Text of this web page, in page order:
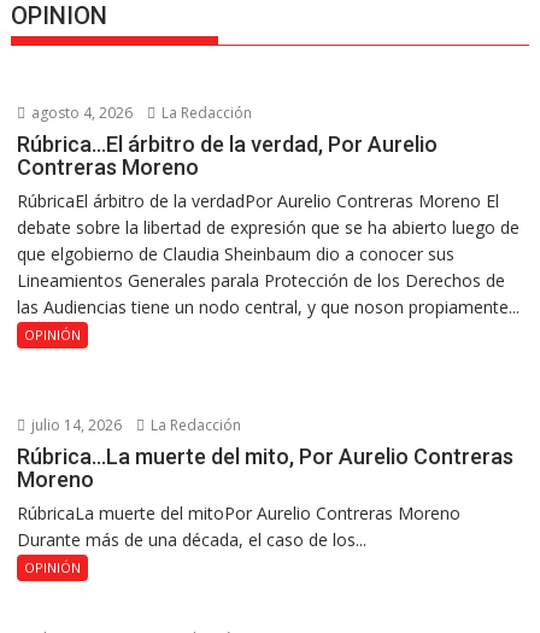
OPINION
agosto 4, 2026 La Redacción
Rúbrica…El árbitro de la verdad, Por Aurelio
Contreras Moreno
RúbricaEl árbitro de la verdadPor Aurelio Contreras Moreno El
debate sobre la libertad de expresión que se ha abierto luego de
que elgobierno de Claudia Sheinbaum dio a conocer sus
Lineamientos Generales parala Protección de los Derechos de
las Audiencias tiene un nodo central, y que noson propiamente...
OPINIÓN
julio 14, 2026 La Redacción
Rúbrica…La muerte del mito, Por Aurelio Contreras
Moreno
RúbricaLa muerte del mitoPor Aurelio Contreras Moreno
Durante más de una década, el caso de los...
OPINIÓN